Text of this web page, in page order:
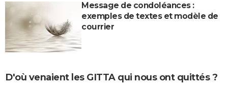
Message de condoléances :
exemples de textes et modèle de
courrier
D'où venaient les GITTA qui nous ont quittés ?